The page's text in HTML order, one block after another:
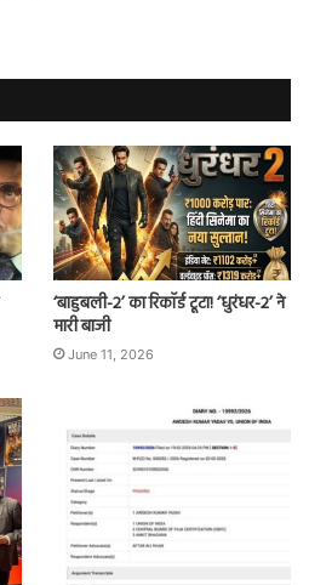
‘बाहुबली-2’ का रिकॉर्ड टूटा! ‘धुरंधर-2’ ने
मारी बाजी
June 11, 2026